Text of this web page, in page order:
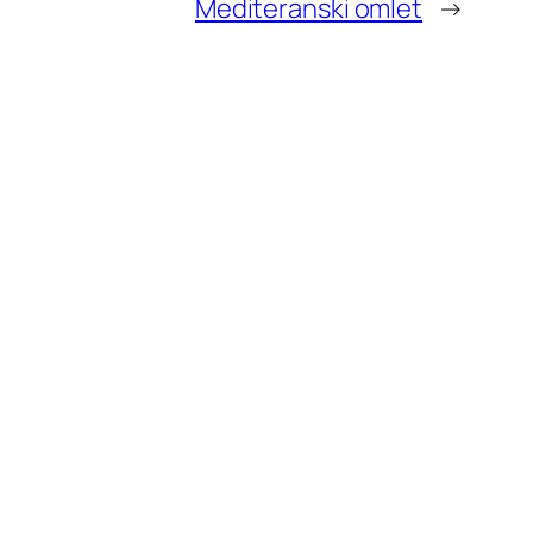
Mediteranski omlet →